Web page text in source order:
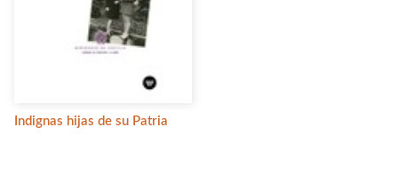
Indignas hijas de su Patria